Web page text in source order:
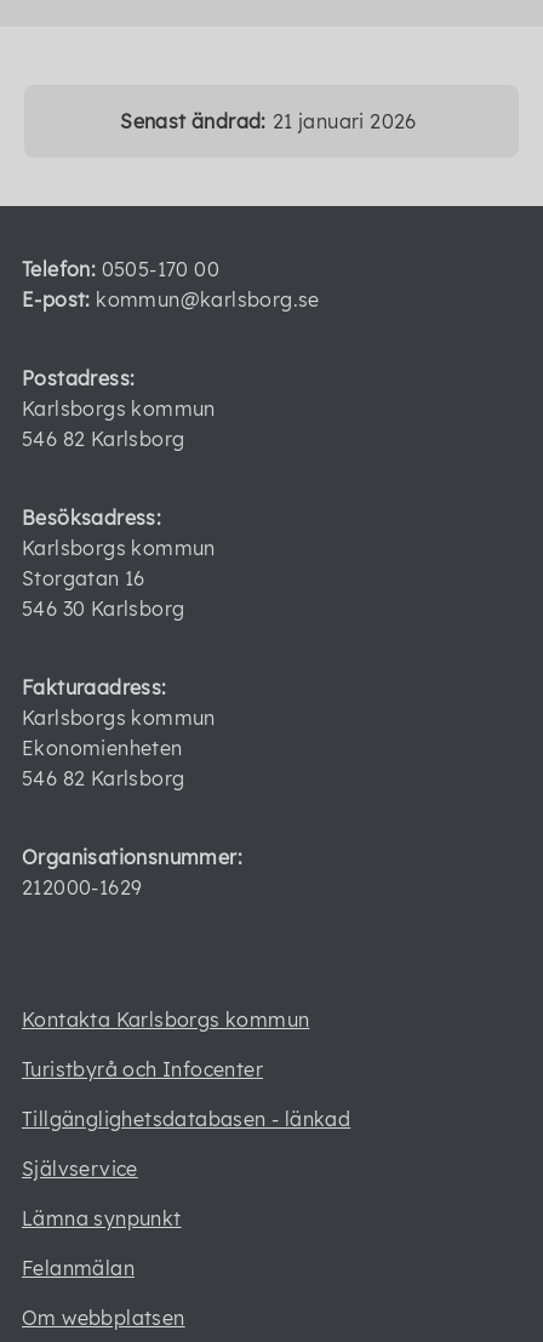
Senast ändrad: 21 januari 2026
Telefon: 0505-170 00
E-post: kommun@karlsborg.se
Postadress:
Karlsborgs kommun
546 82 Karlsborg
Besöksadress:
Karlsborgs kommun
Storgatan 16
546 30 Karlsborg
Fakturaadress:
Karlsborgs kommun
Ekonomienheten
546 82 Karlsborg
Organisationsnummer:
212000-1629
Kontakta Karlsborgs kommun
Turistbyrå och Infocenter
Tillgänglighetsdatabasen - länkad
Självservice
Lämna synpunkt
Felanmälan
Om webbplatsen